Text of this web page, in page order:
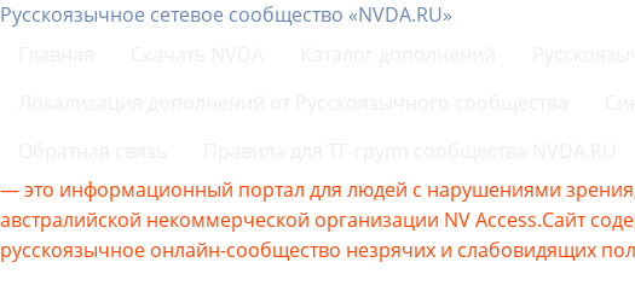
Русскоязычное сетевое сообщество «NVDA.RU»
— это информационный портал для людей с нарушениями
австралийской некоммерческой организации NV Access.Сайт
русскоязычное онлайн-сообщество незрячих и слабовидящих